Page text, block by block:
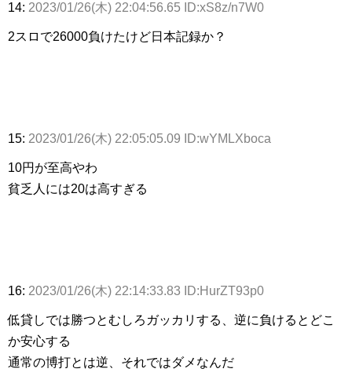
14: 2023/01/26(木) 22:04:56.65 ID:xS8z/n7W0
2スロで26000負けたけど日本記録か？
15: 2023/01/26(木) 22:05:05.09 ID:wYMLXboca
10円が至高やわ
貧乏人には20は高すぎる
16: 2023/01/26(木) 22:14:33.83 ID:HurZT93p0
低貸しでは勝つとむしろガッカリする、逆に負けるとどこ
か安心する
通常の博打とは逆、それではダメなんだ